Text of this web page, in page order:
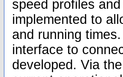
speed profiles
implemented to
and running
interface to
developed. Via